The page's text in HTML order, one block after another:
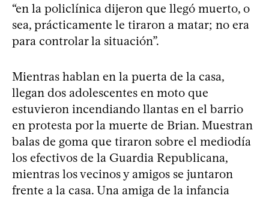
“en la policlínica dijeron que llegó muerto, o
sea, prácticamente le tiraron a matar; no era
para controlar la situación”.
Mientras hablan en la puerta de la casa,
llegan dos adolescentes en moto que
estuvieron incendiando llantas en el barrio
en protesta por la muerte de Brian. Muestran
balas de goma que tiraron sobre el mediodía
los efectivos de la Guardia Republicana,
mientras los vecinos y amigos se juntaron
frente a la casa. Una amiga de la infancia